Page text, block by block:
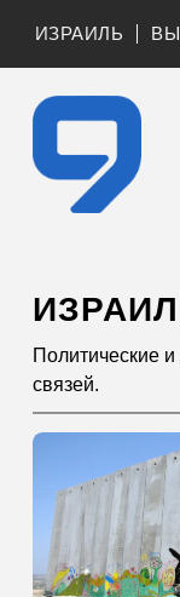
ИЗРАИЛЬ
Политические
связей.